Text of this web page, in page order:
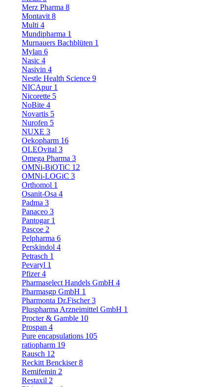
Merz Pharma 8
Montavit 8
Multi 4
Mundipharma 1
Murnauers Bachblüten 1
Mylan 6
Nasic 4
Nasivin 4
Nestle Health Science 9
NICApur 1
Nicorette 5
NoBite 4
Novartis 5
Nurofen 5
NUXE 3
Oekopharm 16
OLEOvital 3
Omega Pharma 3
OMNi-BiOTiC 12
OMNi-LOGiC 3
Orthomol 1
Osanit-Osa 4
Padma 3
Panaceo 3
Pantogar 1
Pascoe 2
Pelpharma 6
Perskindol 4
Petrasch 1
Pevaryl 1
Pfizer4
Pharmaselect Handels GmbH 4
Pharmasgp GmbH 1
Pharmonta Dr.Fischer3
Pluspharma Arzneimittel GmbH 1
Procter & Gamble 10
Prospan 4
Pure encapsulations 105
ratiopharm 19
Rausch 12
Reckitt Benckiser8
Remifemin 2
Restaxil 2